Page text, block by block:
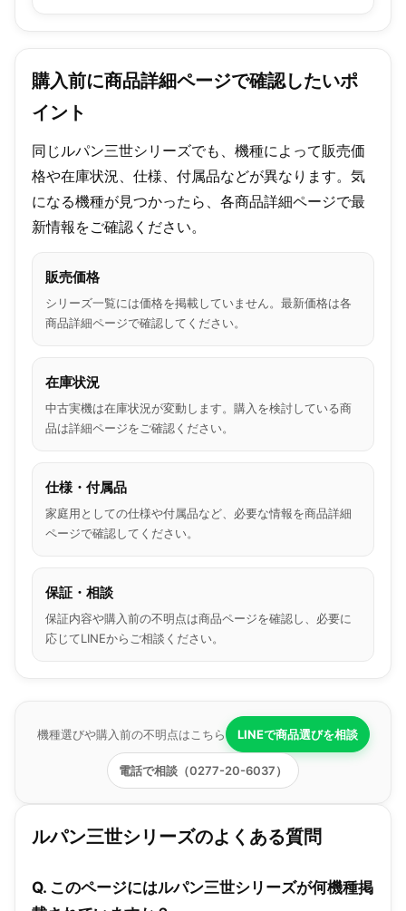
購入前に商品詳細ページで確認したいポ
イント
同じルパン三世シリーズでも、機種によって販売価
格や在庫状況、仕様、付属品などが異なります。気
になる機種が見つかったら、各商品詳細ページで最
新情報をご確認ください。
販売価格
シリーズ一覧には価格を掲載していません。最新価格は各
商品詳細ページで確認してください。
在庫状況
中古実機は在庫状況が変動します。購入を検討している商
品は詳細ページをご確認ください。
仕様・付属品
家庭用としての仕様や付属品など、必要な情報を商品詳細
ページで確認してください。
保証・相談
保証内容や購入前の不明点は商品ページを確認し、必要に
応じてLINEからご相談ください。
機種選びや購入前の不明点はこちら LINEで商品選びを相談
電話で相談（0277-20-6037）
ルパン三世シリーズのよくある質問
Q. このページにはルパン三世シリーズが何機種掲